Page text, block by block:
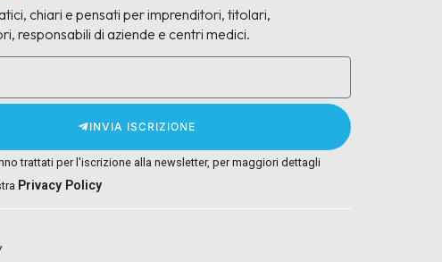
chiari e pensati per imprenditori, titolari,
responsabili di aziende e centri medici.
INVIA ISCRIZIONE
trattati per l'iscrizione alla newsletter, per maggiori dettagli
Privacy Policy